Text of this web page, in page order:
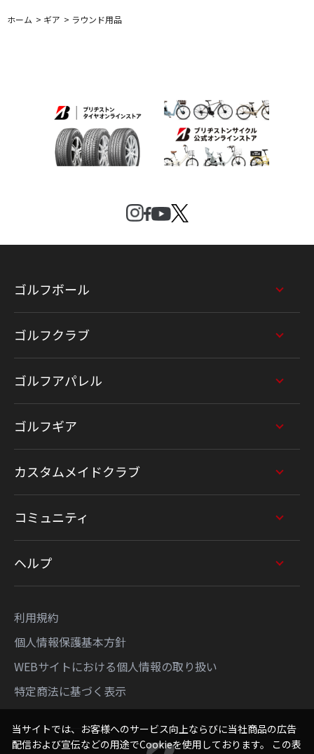
ホーム > ギア > ラウンド用品
ゴルフボール
ゴルフクラブ
ゴルフアパレル
ゴルフギア
カスタムメイドクラブ
コミュニティ
ヘルプ
利用規約
個人情報保護基本方針
WEBサイトにおける個人情報の取り扱い
特定商法に基づく表示
当サイトでは、お客様へのサービス向上ならびに当社商品の広告
配信および宣伝などの用途でCookieを使用しております。 この表